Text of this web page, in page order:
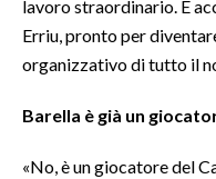
lavoro straordinario. E
Erriu, pronto per
organizzativo di tutto il
Barella è già un
«No, è un giocatore del